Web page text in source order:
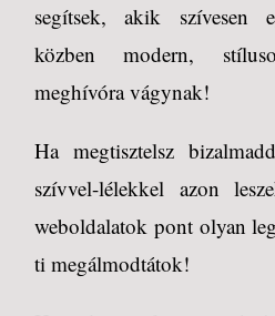
segítsek, akik szívesen
közben modern,
meghívóra vágynak!
Ha megtisztelsz
szívvel-lélekkel azon
weboldalatok pont olyan
ti megálmodtátok!